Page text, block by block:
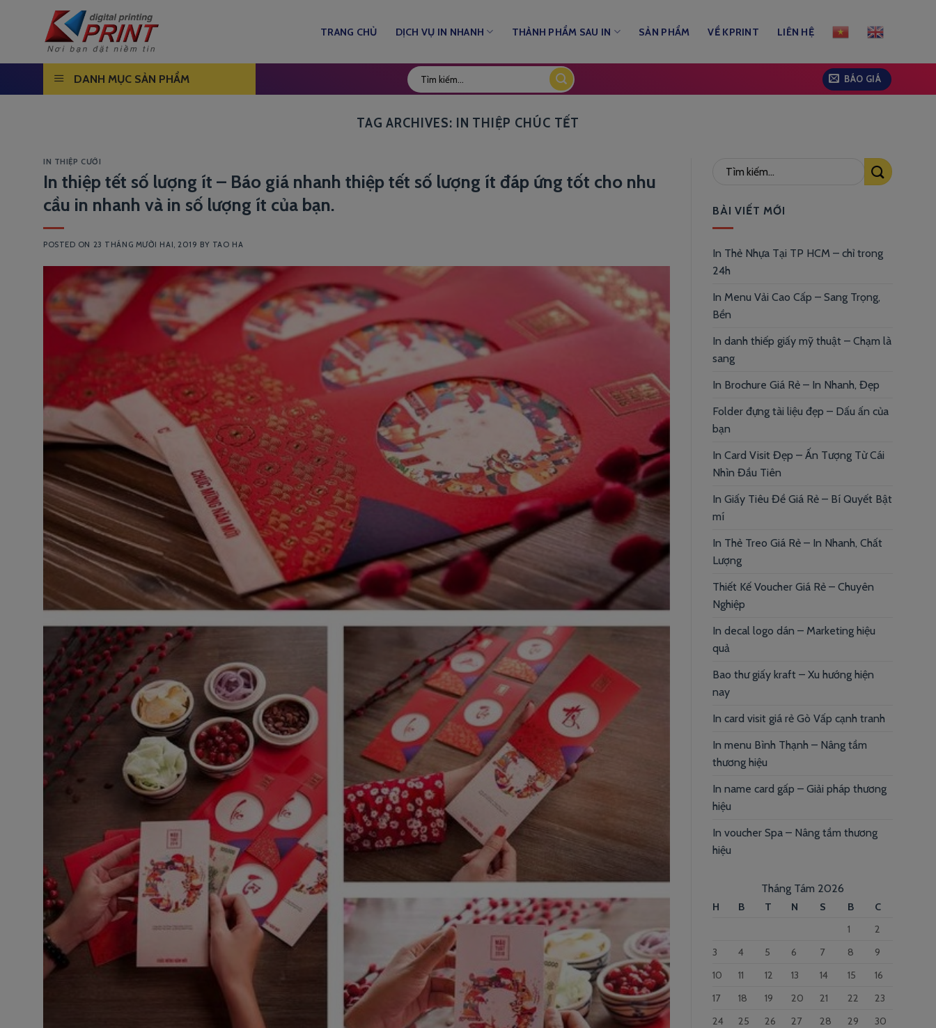
TRANG CHỦ DỊCH VỤ IN NHANH THÀNH PHẨM SAU IN SẢN PHẨM VỀ KPRINT LIÊN HỆ
DANH MỤC SẢN PHẨM BÁO GIÁ
TAG ARCHIVES: IN THIỆP CHÚC TẾT
IN THIỆP CƯỚI
In thiệp tết số lượng ít – Báo giá nhanh thiệp tết số lượng ít đáp ứng tốt cho nhu
cầu in nhanh và in số lượng ít của bạn.
POSTED ON 23 THÁNG MƯỜI HAI, 2019 BY TAO HA
BÀI VIẾT MỚI
In Thẻ Nhựa Tại TP HCM – chỉ trong
24h
In Menu Vải Cao Cấp – Sang Trọng,
Bền
In danh thiếp giấy mỹ thuật – Chạm là
sang
In Brochure Giá Rẻ – In Nhanh, Đẹp
Folder đựng tài liệu đẹp – Dấu ấn của
bạn
In Card Visit Đẹp – Ấn Tượng Từ Cái
Nhìn Đầu Tiên
In Giấy Tiêu Đề Giá Rẻ – Bí Quyết Bật
mí
In Thẻ Treo Giá Rẻ – In Nhanh, Chất
Lượng
Thiết Kế Voucher Giá Rẻ – Chuyên
Nghiệp
In decal logo dán – Marketing hiệu
quả
Bao thư giấy kraft – Xu hướng hiện
nay
In card visit giá rẻ Gò Vấp cạnh tranh
In menu Bình Thạnh – Nâng tầm
thương hiệu
In name card gấp – Giải pháp thương
hiệu
In voucher Spa – Nâng tầm thương
hiệu
Tháng Tám 2026
H B T N S B
C
1
2
3
4 5 6 7 8
9
10
11 12 13 14 15
16
17
18 19 20 21 22
23
24
25 26 27 28 29
30